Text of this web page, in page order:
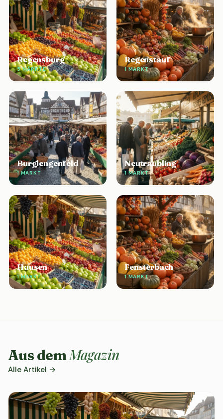
Regensburg
5 MÄRKTE
Regenstauf
1 MARKT
Burglengenfeld
1 MARKT
Neutraubling
1 MARKT
Hausen
1 MARKT
Fensterbach
1 MARKT
Aus demMagazin
Alle Artikel →